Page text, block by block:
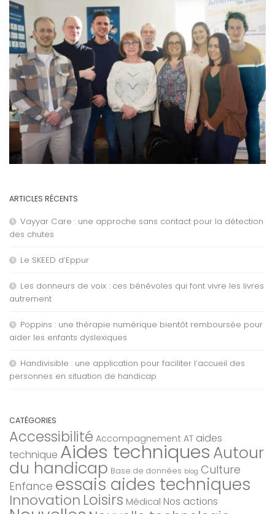
ARTICLES RÉCENTS
Vayyar Care : une approche sans contact pour la détection
des chutes
Le SKEED d’Eppur
Les donneurs de voix : ces bénévoles qui font vivre les livres
autrement
Poppins : une thérapie numérique bientôt remboursée pour
aider les enfants dyslexiques
Handivisible : une application pour faciliter l’accueil des
personnes en situation de handicap
CATÉGORIES
Accessibilité Accompagnement AT aides
technique Aides techniquesAutour
du handicap Base de données blog Culture
Enfance essais aides techniques
Innovation Loisirs Médical Nos actions